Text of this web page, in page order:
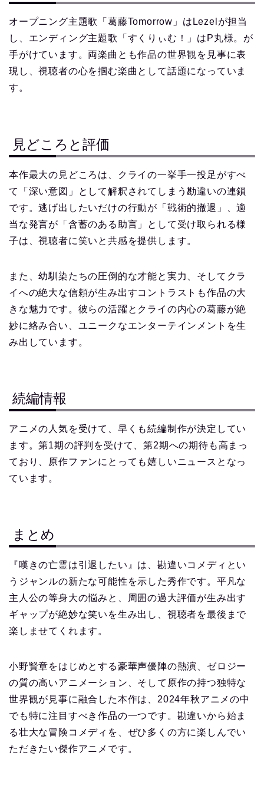
オープニング主題歌「葛藤Tomorrow」はLezelが担当
し、エンディング主題歌「すくりぃむ！」はP丸様。が
手がけています。両楽曲とも作品の世界観を見事に表
現し、視聴者の心を掴む楽曲として話題になっていま
す。
見どころと評価
本作最大の見どころは、クライの一挙手一投足がすべ
て「深い意図」として解釈されてしまう勘違いの連鎖
です。逃げ出したいだけの行動が「戦術的撤退」、適
当な発言が「含蓄のある助言」として受け取られる様
子は、視聴者に笑いと共感を提供します。
また、幼馴染たちの圧倒的な才能と実力、そしてクラ
イへの絶大な信頼が生み出すコントラストも作品の大
きな魅力です。彼らの活躍とクライの内心の葛藤が絶
妙に絡み合い、ユニークなエンターテインメントを生
み出しています。
続編情報
アニメの人気を受けて、早くも続編制作が決定してい
ます。第1期の評判を受けて、第2期への期待も高まっ
ており、原作ファンにとっても嬉しいニュースとなっ
ています。
まとめ
『嘆きの亡霊は引退したい』は、勘違いコメディとい
うジャンルの新たな可能性を示した秀作です。平凡な
主人公の等身大の悩みと、周囲の過大評価が生み出す
ギャップが絶妙な笑いを生み出し、視聴者を最後まで
楽しませてくれます。
小野賢章をはじめとする豪華声優陣の熱演、ゼロジー
の質の高いアニメーション、そして原作の持つ独特な
世界観が見事に融合した本作は、2024年秋アニメの中
でも特に注目すべき作品の一つです。勘違いから始ま
る壮大な冒険コメディを、ぜひ多くの方に楽しんでい
ただきたい傑作アニメです。